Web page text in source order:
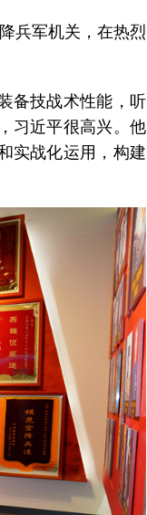
兵军机关，在热烈
备技战术性能，听
习近平很高兴。他
实战化运用，构建